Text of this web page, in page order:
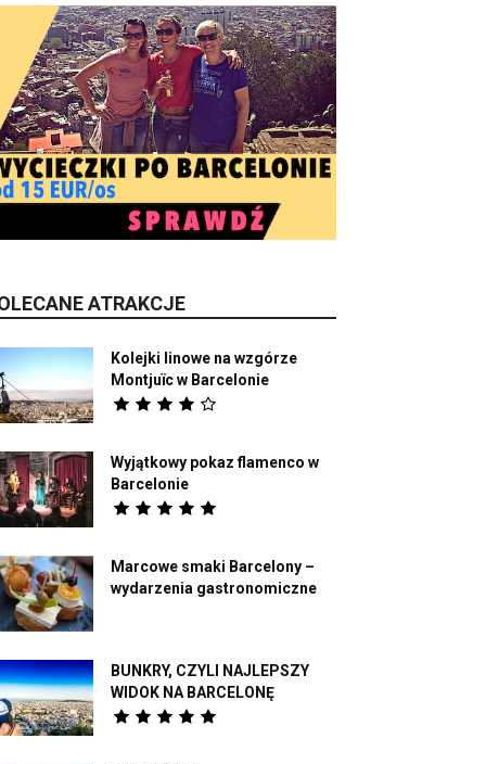
ATRAKCJE
Kolejki linowe na wzgórze
Montjuïc w Barcelonie
Wyjątkowy pokaz flamenco w
Barcelonie
Marcowe smaki Barcelony –
wydarzenia gastronomiczne
BUNKRY, CZYLI NAJLEPSZY
WIDOK NA BARCELONĘ